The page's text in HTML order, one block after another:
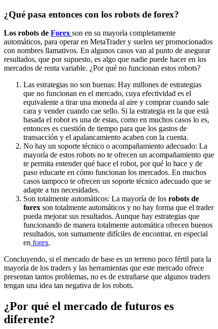
¿Qué pasa entonces con los robots de forex?
Los robots de Forex son en su mayoría completamente
automáticos, para operar en MetaTrader y suelen ser promocionados
con nombres llamativos. En algunos casos van al punto de asegurar
resultados, que por supuesto, es algo que nadie puede hacer en los
mercados de renta variable. ¿Por qué no funcionan estos robots?
Las estrategias no son buenas: Hay millones de estrategias
que no funcionan en el mercado, cuya efectividad es el
equivalente a tirar una moneda al aire y comprar cuando sale
cara y vender cuando cae sello. Si la estrategia en la que está
basada el robot es una de estas, como en muchos casos lo es,
entonces es cuestión de tiempo para que los gastos de
transacción y el apalancamiento acaben con la cuenta.
No hay un soporte técnico o acompañamiento adecuado: La
mayoría de estos robots no te ofrecen un acompañamiento que
te permita entender qué hace el robot, por qué lo hace y de
paso educarte en cómo funcionan los mercados. En muchos
casos tampoco te ofrecen un soporte técnico adecuado que se
adapte a tus necesidades.
Son totalmente automáticos: La mayoría de los robots de
forex son totalmente automáticos y no hay forma que el trader
pueda mejorar sus resultados. Aunque hay estrategias que
funcionando de manera totalmente automática ofrecen buenos
resultados, son sumamente difíciles de encontrar, en especial
en forex.
Concluyendo, si el mercado de base es un terreno poco fértil para la
mayoría de los traders y las herramientas que este mercado ofrece
presentan tantos problemas, no es de extrañarse que algunos traders
tengan una idea tan negativa de los robots.
¿Por qué el mercado de futuros es
diferente?